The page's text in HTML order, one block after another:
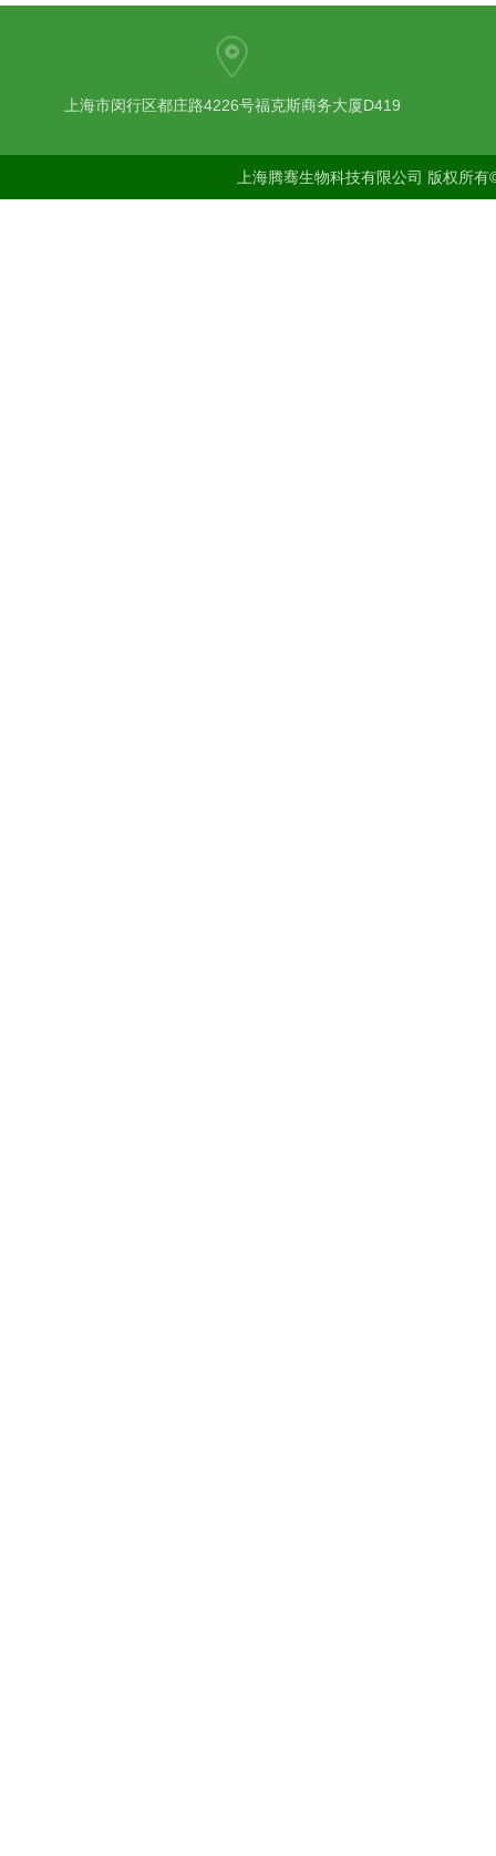
上海市闵行区都庄路4226号福克斯商务大厦D419
上海腾骞生物科技有限公司 版权所